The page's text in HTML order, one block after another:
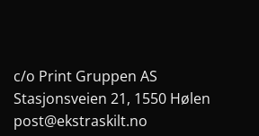
kan
velges
på
c/o Print Gruppen AS
Stasjonsveien 21, 1550 Hølen
post@ekstraskilt.no